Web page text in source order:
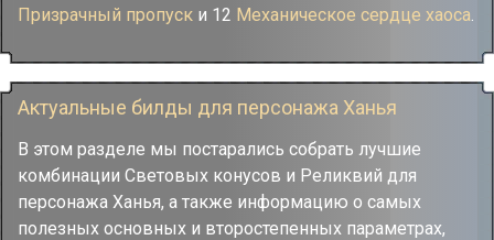
Призрачный пропуск и 12 Механическое сердце хаоса.
Актуальные билды для персонажа Ханья
В этом разделе мы постарались собрать лучшие
комбинации Световых конусов и Реликвий для
персонажа Ханья, а также информацию о самых
полезных основных и второстепенных параметрах,